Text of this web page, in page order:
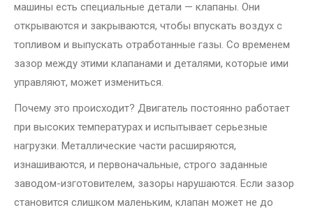
машины есть специальные детали — клапаны. Они
открываются и закрываются, чтобы впускать воздух с
топливом и выпускать отработанные газы. Со временем
зазор между этими клапанами и деталями, которые ими
управляют, может измениться.
Почему это происходит? Двигатель постоянно работает
при высоких температурах и испытывает серьезные
нагрузки. Металлические части расширяются,
изнашиваются, и первоначальные, строго заданные
заводом-изготовителем, зазоры нарушаются. Если зазор
становится слишком маленьким, клапан может не до